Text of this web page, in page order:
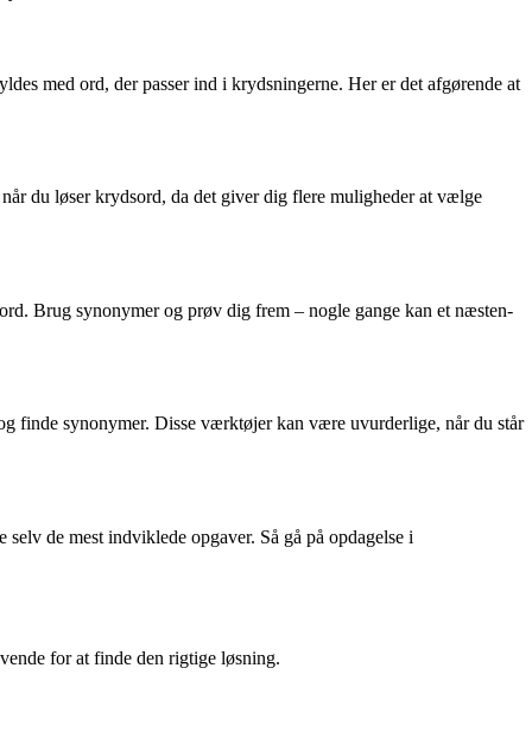
med ord, der passer ind i krydsningerne. Her er det afgørende at
du løser krydsord, da det giver dig flere muligheder at vælge
Brug synonymer og prøv dig frem – nogle gange kan et næsten-
finde synonymer. Disse værktøjer kan være uvurderlige, når du står
de mest indviklede opgaver. Så gå på opdagelse i
for at finde den rigtige løsning.